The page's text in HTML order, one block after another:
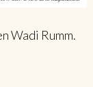
Wadi Rumm.